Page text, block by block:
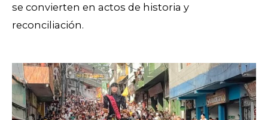
se convierten en actos de historia y
reconciliación.